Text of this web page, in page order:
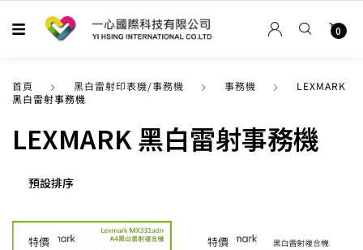
0
首頁 黑白雷射印表機/事務機 事務機
LEXMARK
黑白雷射事務機
LEXMARK 黑白雷射事務機
特價 特價